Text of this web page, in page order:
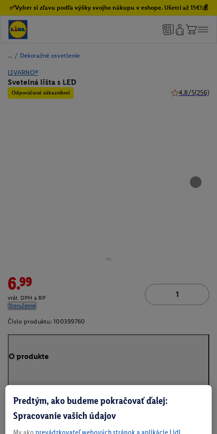
✅Vyber si zľavu podľa výšky svojho nákupu v eshope. Ušetri až 15€!💰
/ Dekoračné osvetlenie
LIVARNO®
Svetelná lišta s LED
Odporúčané zákazníkmi 4.8/5(256)
6.99
vrát. DPH a RP
Doručenie
Číslo produktu: 100399760
O produkte
Predtým, ako budeme pokračovať ďalej:
Spracovanie vašich údajov
My ako prevádzkovateľ webových stránok a aplikácie Lidl